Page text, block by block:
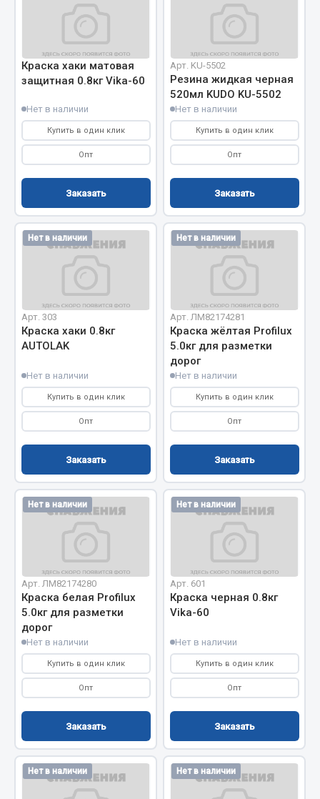
Силовое оборудование
Слесарный инструмент
Столярный инструмент
Показать ещё
Весь раздел
Цепи подъёмные
РТИ
Кольца уплотнительные
Манжеты
Паронит
Патрубки
Прокладки
Рукава высокого давления
Показать ещё
Весь раздел
Автолампы
Блоки реле и предохранителей
Вилки нагрузочные
Выключатели и переключатели клавишные
Выключатели кнопочные
Выключатель массы
Изолента
Показать ещё
Весь раздел
Краска хаки матовая
защитная 0.8кг Vika-60
Нет в наличии
Купить в один клик
Опт
Заказать
Арт. KU-5502
Резина жидкая черная
520мл KUDO KU-5502
Нет в наличии
Купить в один клик
Опт
Заказать
Нет в наличии
Арт. 303
Краска хаки 0.8кг
AUTOLAK
Нет в наличии
Купить в один клик
Опт
Заказать
Нет в наличии
Арт. ЛМ82174281
Краска жёлтая Profilux
5.0кг для разметки
дорог
Нет в наличии
Купить в один клик
Опт
Заказать
Нет в наличии
Арт. ЛМ82174280
Краска белая Profilux
5.0кг для разметки
дорог
Нет в наличии
Купить в один клик
Опт
Заказать
Нет в наличии
Арт. 601
Краска черная 0.8кг
Vika-60
Нет в наличии
Купить в один клик
Опт
Заказать
Нет в наличии Нет в наличии